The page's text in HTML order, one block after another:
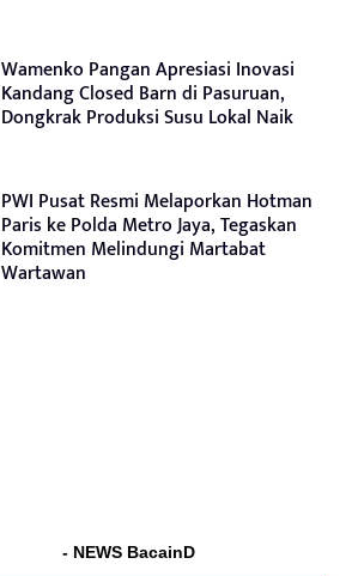
Wamenko Pangan Apresiasi Inovasi
Kandang Closed Barn di Pasuruan,
Dongkrak Produksi Susu Lokal Naik
PWI Pusat Resmi Melaporkan Hotman
Paris ke Polda Metro Jaya, Tegaskan
Komitmen Melindungi Martabat
Wartawan
- NEWS BacainD